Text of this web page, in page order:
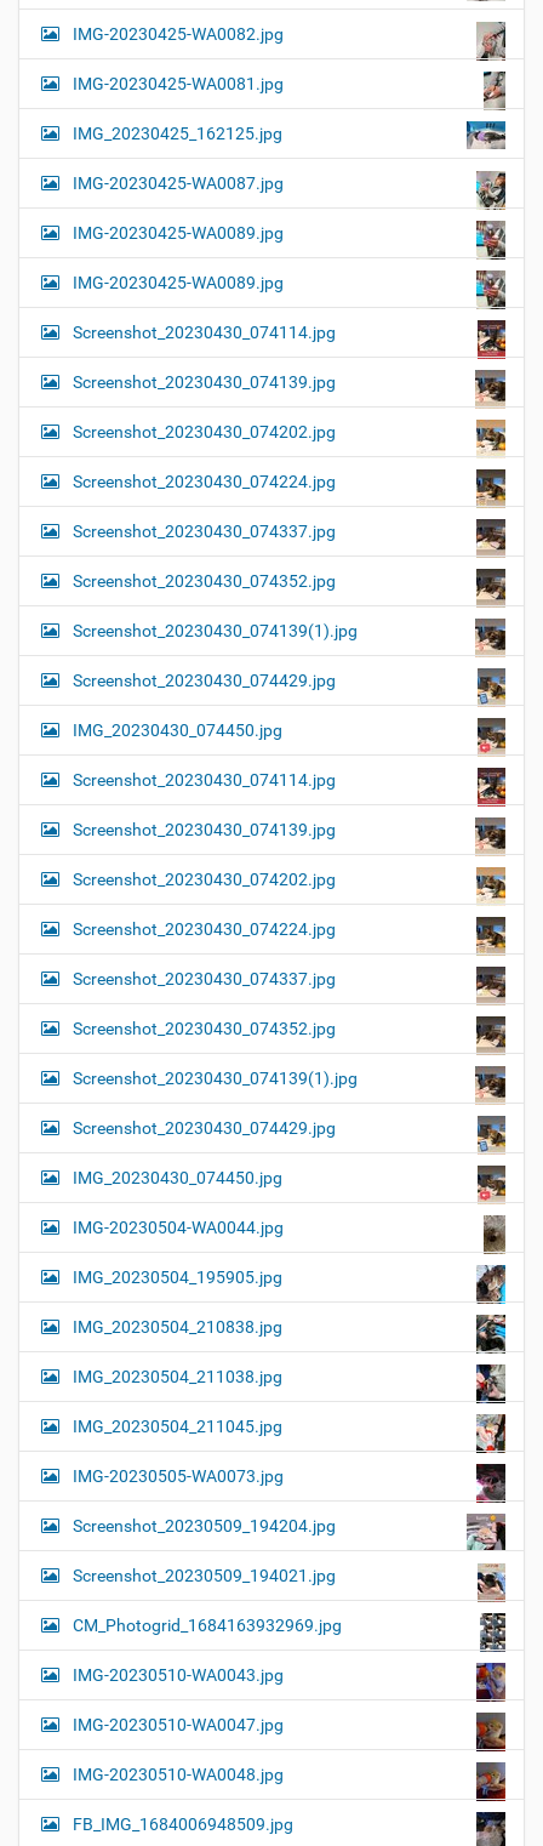
IMG-20230425-WA0082.jpg
IMG-20230425-WA0081.jpg
IMG_20230425_162125.jpg
IMG-20230425-WA0087.jpg
IMG-20230425-WA0089.jpg
IMG-20230425-WA0089.jpg
Screenshot_20230430_074114.jpg
Screenshot_20230430_074139.jpg
Screenshot_20230430_074202.jpg
Screenshot_20230430_074224.jpg
Screenshot_20230430_074337.jpg
Screenshot_20230430_074352.jpg
Screenshot_20230430_074139(1).jpg
Screenshot_20230430_074429.jpg
IMG_20230430_074450.jpg
Screenshot_20230430_074114.jpg
Screenshot_20230430_074139.jpg
Screenshot_20230430_074202.jpg
Screenshot_20230430_074224.jpg
Screenshot_20230430_074337.jpg
Screenshot_20230430_074352.jpg
Screenshot_20230430_074139(1).jpg
Screenshot_20230430_074429.jpg
IMG_20230430_074450.jpg
IMG-20230504-WA0044.jpg
IMG_20230504_195905.jpg
IMG_20230504_210838.jpg
IMG_20230504_211038.jpg
IMG_20230504_211045.jpg
IMG-20230505-WA0073.jpg
Screenshot_20230509_194204.jpg
Screenshot_20230509_194021.jpg
CM_Photogrid_1684163932969.jpg
IMG-20230510-WA0043.jpg
IMG-20230510-WA0047.jpg
IMG-20230510-WA0048.jpg
FB_IMG_1684006948509.jpg